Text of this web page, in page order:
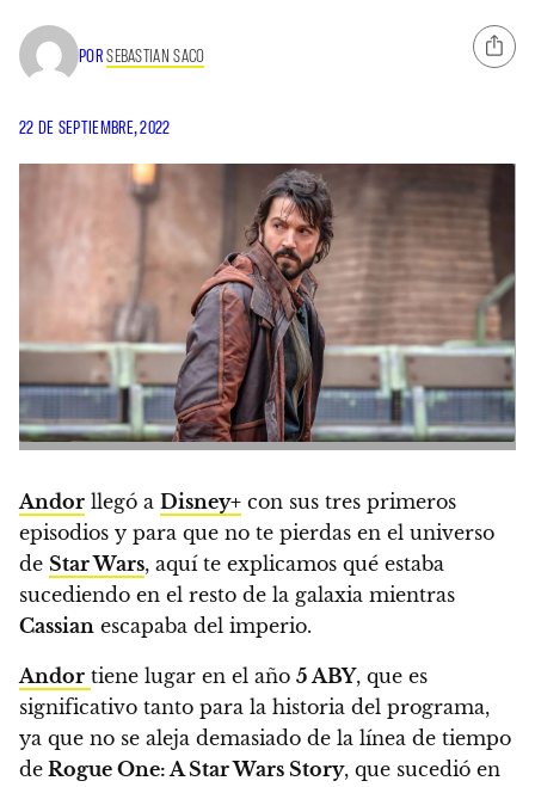
PORSEBASTIAN SACO
22 DE SEPTIEMBRE, 2022
Andor llegó a Disney+ con sus tres primeros
episodios y para que no te pierdas en el universo
de Star Wars, aquí te explicamos qué estaba
sucediendo en el resto de la galaxia mientras
Cassian escapaba del imperio.
Andor tiene lugar en el año 5 ABY, que es
significativo tanto para la historia del programa,
ya que no se aleja demasiado de la línea de tiempo
de Rogue One: A Star Wars Story, que sucedió en